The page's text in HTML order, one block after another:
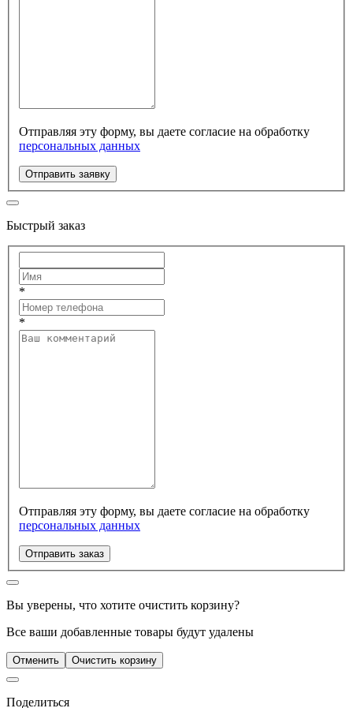
Отправляя эту форму, вы даете согласие на обработку
персональных данных
Отправить заявку
Быстрый заказ
*
*
Отправляя эту форму, вы даете согласие на обработку
персональных данных
Отправить заказ
Вы уверены, что хотите очистить корзину?
Все ваши добавленные товары будут удалены
Отменить Очистить корзину
Поделиться